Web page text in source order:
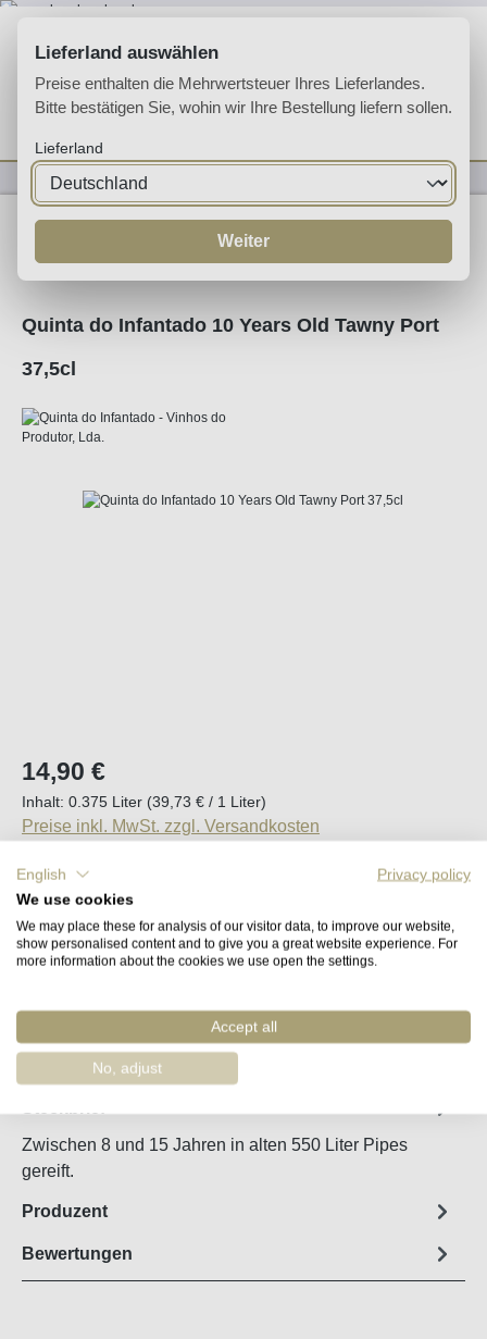
Du hast 0
Likörweine
Quinta do Infantado 10 Years Old Tawny Port
37,5cl
Bildergalerie überspringen
Regulärer Preis:
14,90 €
Inhalt: 0.375 Liter (39,73 € / 1 Liter)
Preise inkl. MwSt. zzgl. Versandkosten
Sofort verfügbar, Lieferzeit (DE): 2-5 Tage
Produkt Anzahl: Gib den gewünschten
In den Warenkorb
Zwischen 8 und 15 Jahren in alten 550 Liter Pipes
gereift.
Produzent
Bewertungen
Lieferland auswählen
Preise enthalten die Mehrwertsteuer Ihres Lieferlandes.
Bitte bestätigen Sie, wohin wir Ihre Bestellung liefern sollen.
Lieferland
Weiter
English
Privacy policy
We use cookies
We may place these for analysis of our visitor data, to improve our website,
show personalised content and to give you a great website experience. For
more information about the cookies we use open the settings.
Accept all
No, adjust